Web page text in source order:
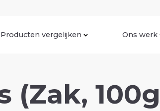
Producten vergelijken Ons werk
(Zak,